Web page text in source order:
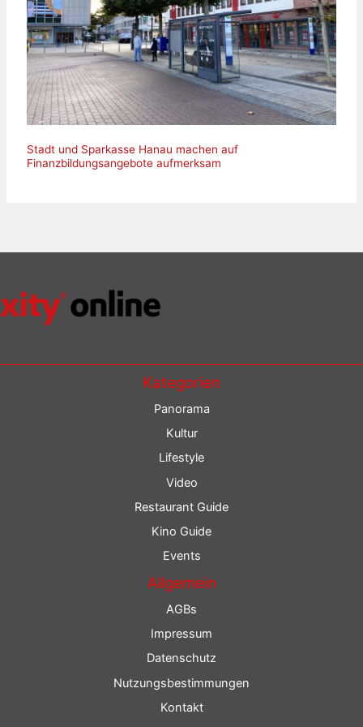
Stadt und Sparkasse Hanau machen auf
Finanzbildungsangebote aufmerksam
Kategorien
Panorama
Kultur
Lifestyle
Video
Restaurant Guide
Kino Guide
Events
Allgemein
AGBs
Impressum
Datenschutz
Nutzungsbestimmungen
Kontakt